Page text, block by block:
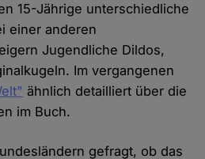
15-Jährige unterschiedliche
einer anderen
Jugendliche Dildos,
Im vergangenen
ähnlich detailliert über die
im Buch.
gefragt, ob das